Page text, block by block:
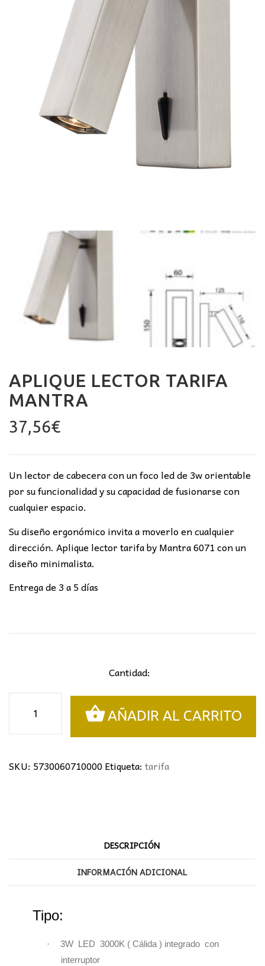
APLIQUE LECTOR TARIFA
MANTRA
37,56€
Un lector de cabecera con un foco led de 3w orientable
por su funcionalidad y su capacidad de fusionarse con
cualquier espacio.
Su diseño ergonómico invita a moverlo en cualquier
dirección. Aplique lector tarifa by Mantra 6071 con un
diseño minimalista.
Entrega de 3 a 5 días
Cantidad:
LECTOR
TARIFA
cantidad
AÑADIR AL CARRITO
SKU: 5730060710000Etiqueta: tarifa
DESCRIPCIÓN
INFORMACIÓN ADICIONAL
Tipo:
· 3W LED 3000K ( Cálida ) integrado con
interruptor